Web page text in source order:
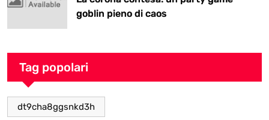
goblin pieno di caos
Tag popolari
dt9cha8ggsnkd3h